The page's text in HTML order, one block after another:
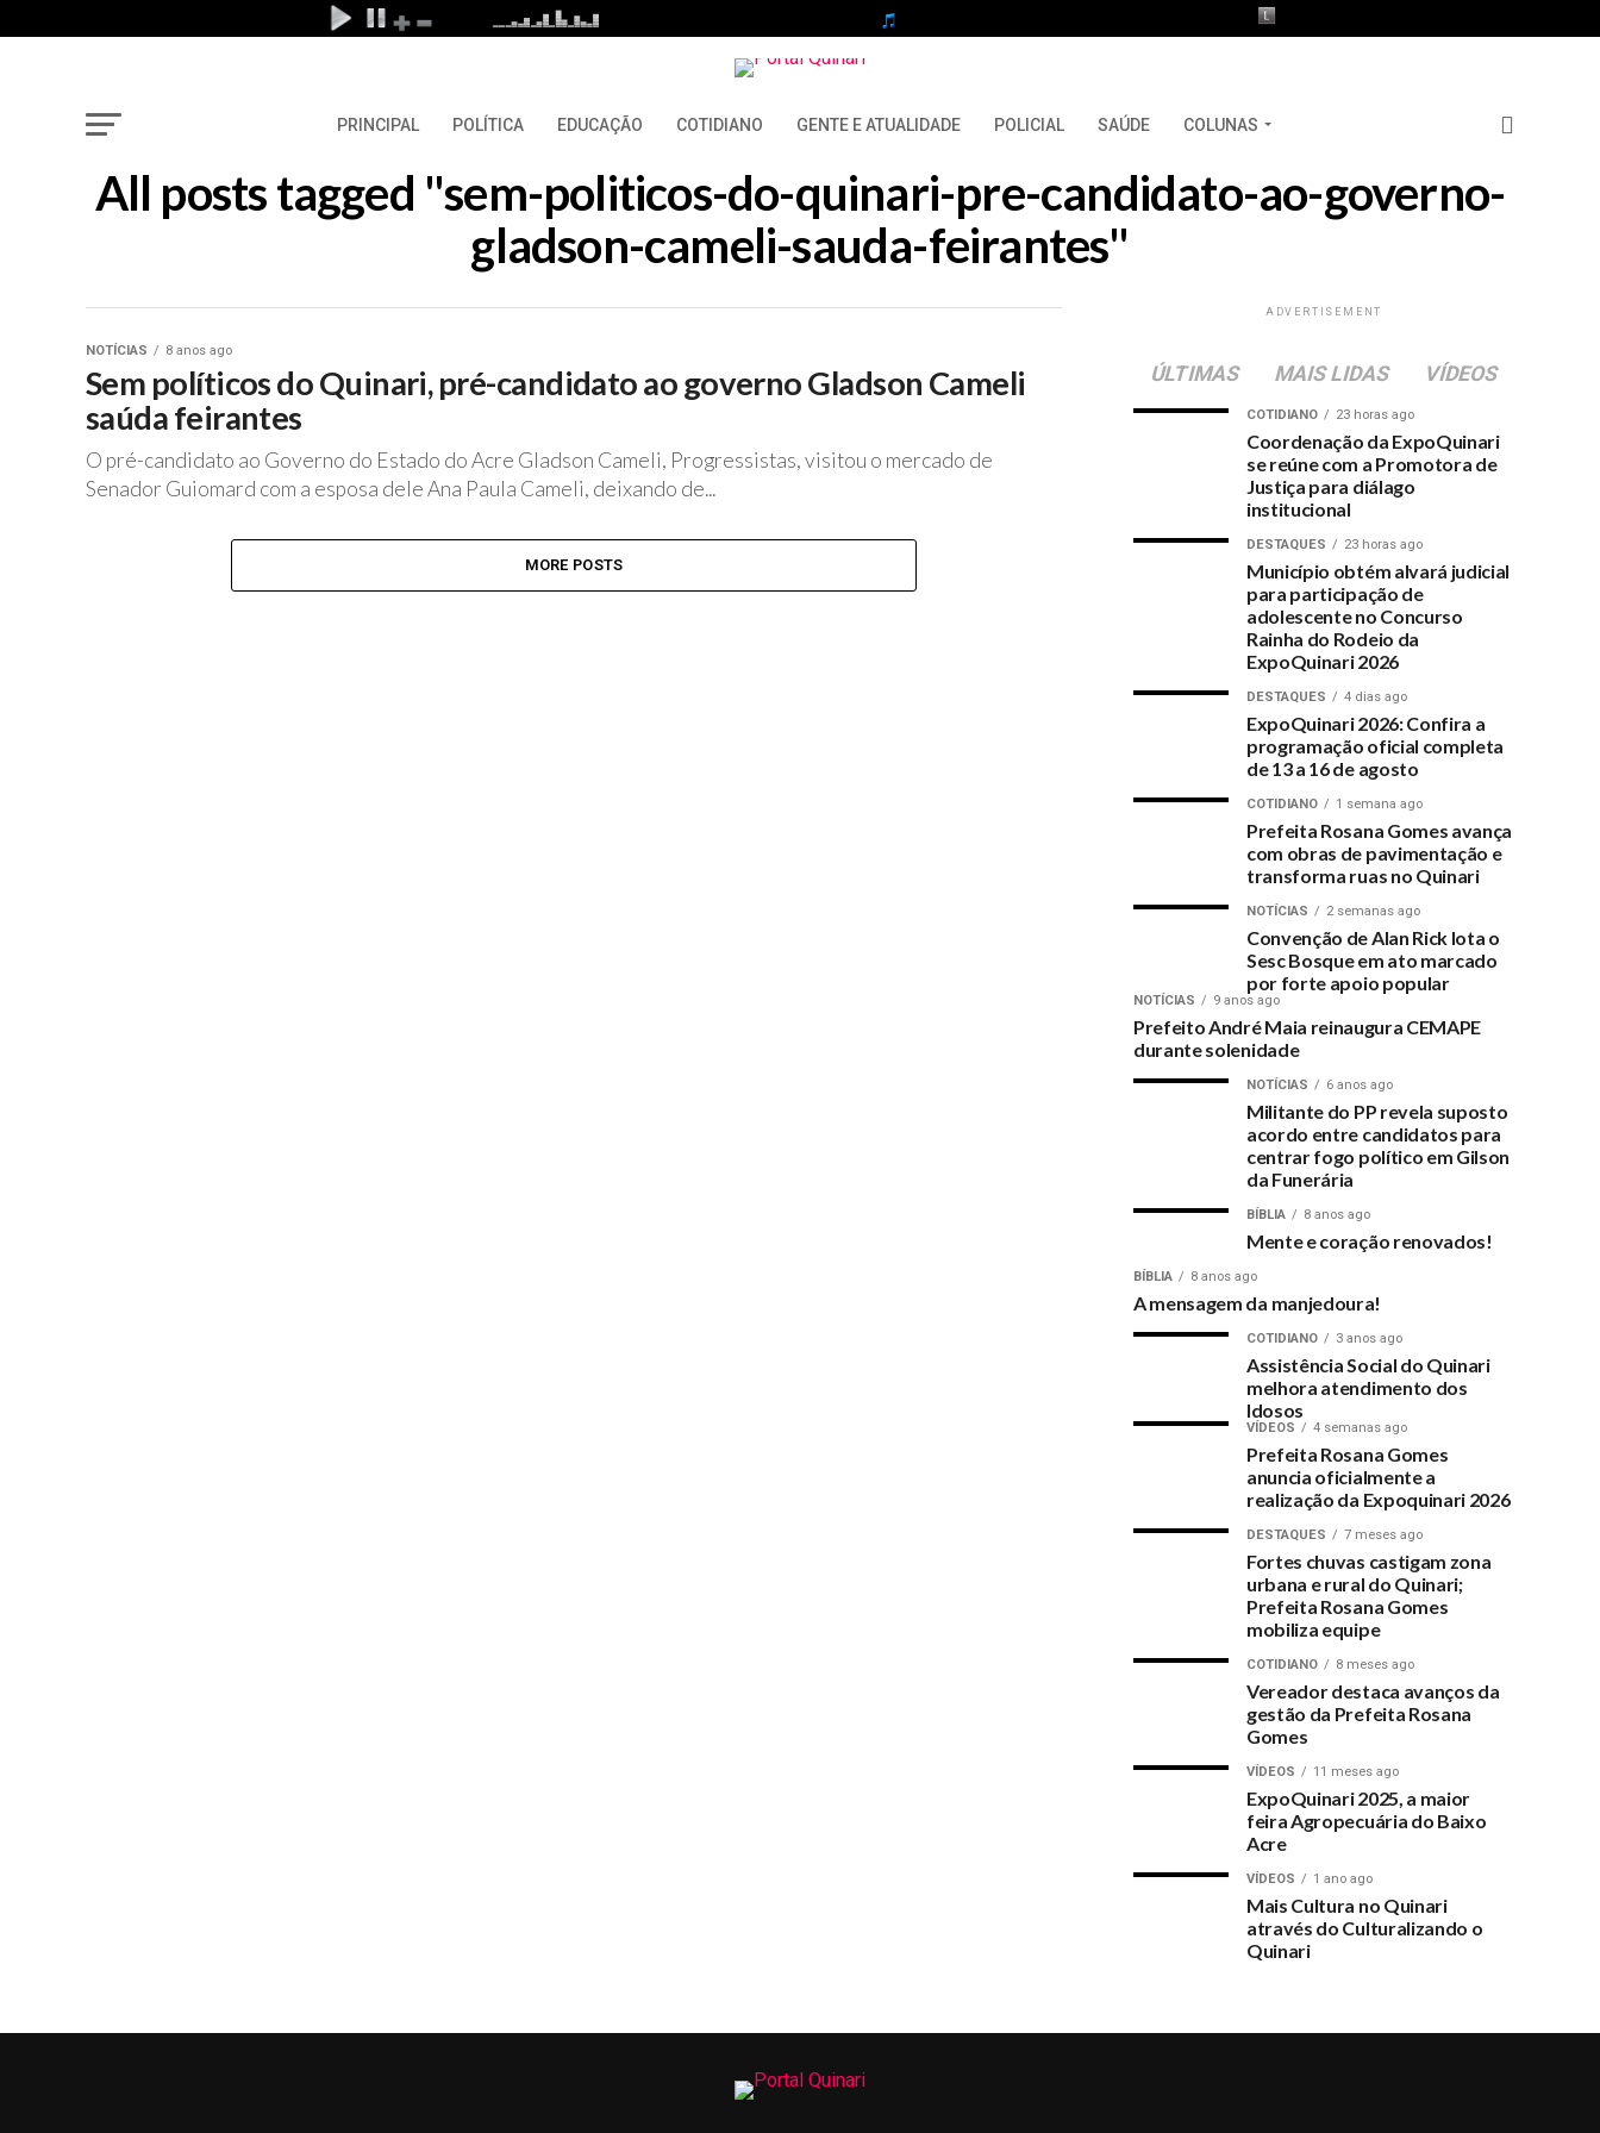
PRINCIPAL POLÍTICA EDUCAÇÃO COTIDIANO GENTE E ATUALIDADE POLICIAL SAÚDE COLUNAS
All posts tagged "sem-politicos-do-quinari-pre-candidato-ao-governo-
gladson-cameli-sauda-feirantes"
NOTÍCIAS 8 anos ago
Sem políticos do Quinari, pré-candidato ao governo Gladson Cameli
saúda feirantes
O pré-candidato ao Governo do Estado do Acre Gladson Cameli, Progressistas, visitou o mercado de
Senador Guiomard com a esposa dele Ana Paula Cameli, deixando de...
MORE POSTS
ADVERTISEMENT
ÚLTIMAS MAIS LIDAS VÍDEOS
COTIDIANO 23 horas ago
Coordenação da ExpoQuinari
se reúne com a Promotora de
Justiça para diálago
institucional
DESTAQUES 23 horas ago
Município obtém alvará judicial
para participação de
adolescente no Concurso
Rainha do Rodeio da
ExpoQuinari 2026
DESTAQUES 4 dias ago
ExpoQuinari 2026: Confira a
programação oficial completa
de 13 a 16 de agosto
COTIDIANO 1 semana ago
Prefeita Rosana Gomes avança
com obras de pavimentação e
transforma ruas no Quinari
NOTÍCIAS 2 semanas ago
Convenção de Alan Rick lota o
Sesc Bosque em ato marcado
por forte apoio popular
NOTÍCIAS 9 anos ago
Prefeito André Maia reinaugura CEMAPE
durante solenidade
NOTÍCIAS 6 anos ago
Militante do PP revela suposto
acordo entre candidatos para
centrar fogo político em Gilson
da Funerária
BÍBLIA 8 anos ago
Mente e coração renovados!
BÍBLIA 8 anos ago
A mensagem da manjedoura!
COTIDIANO 3 anos ago
Assistência Social do Quinari
melhora atendimento dos
Idosos
VÍDEOS 4 semanas ago
Prefeita Rosana Gomes
anuncia oficialmente a
realização da Expoquinari 2026
DESTAQUES 7 meses ago
Fortes chuvas castigam zona
urbana e rural do Quinari;
Prefeita Rosana Gomes
mobiliza equipe
COTIDIANO 8 meses ago
Vereador destaca avanços da
gestão da Prefeita Rosana
Gomes
VÍDEOS 11 meses ago
ExpoQuinari 2025, a maior
feira Agropecuária do Baixo
Acre
VÍDEOS 1 ano ago
Mais Cultura no Quinari
através do Culturalizando o
Quinari